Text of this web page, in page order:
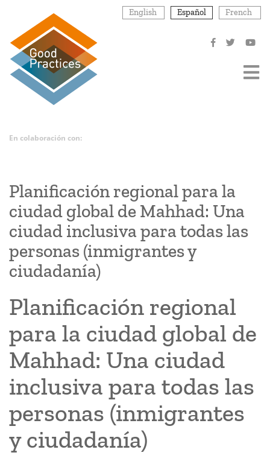
contenido
principal
English Español French
En colaboración con:
Planificación regional para la
ciudad global de Mahhad: Una
ciudad inclusiva para todas las
personas (inmigrantes y
ciudadanía)
Planificación regional
para la ciudad global de
Mahhad: Una ciudad
inclusiva para todas las
personas (inmigrantes
y ciudadanía)